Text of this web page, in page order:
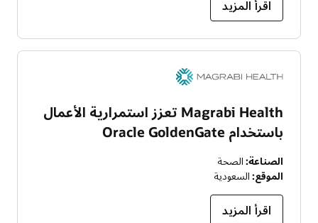
اقرأ المزيد
Magrabi Health تعزز استمرارية الأعمال
باستخدام Oracle GoldenGate
الصناعة: الصحة
الموقع: السعودية
اقرأ المزيد